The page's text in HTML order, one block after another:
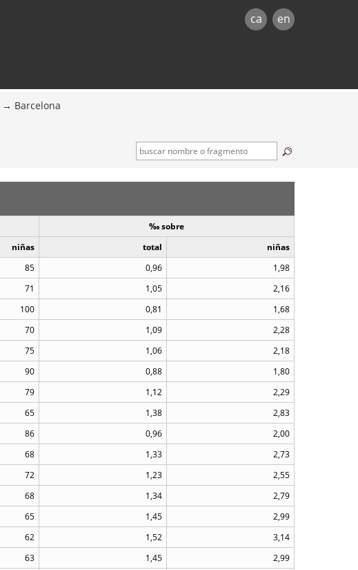
ca en
Barcelona
‰ sobre
niñas total
niñas
85 0,96
1,98
71 1,05
2,16
100 0,81
1,68
70 1,09
2,28
75 1,06
2,18
90 0,88
1,80
79 1,12
2,29
65 1,38
2,83
86 0,96
2,00
68 1,33
2,73
72 1,23
2,55
68 1,34
2,79
65 1,45
2,99
62 1,52
3,14
63 1,45
2,99